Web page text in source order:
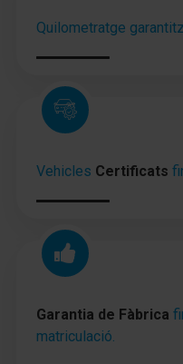
Cierre centralizado
Retrovisor interior
Inmovilizador
Enchufe (enchufe
Orejas de amarre
carga
Quilometratge
Vehicles Certificats
Garantia de Fàbrica
matriculació.